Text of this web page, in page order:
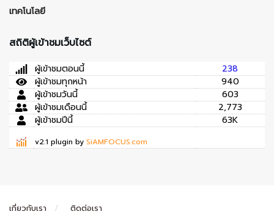
เทคโนโลยี
สถิติผู้เข้าชมเว็บไซต์
ผู้เข้าชมตอนนี้
238
ผู้เข้าชมทุกหน้า
940
ผู้เข้าชมวันนี้
603
ผู้เข้าชมเดือนนี้
2,773
ผู้เข้าชมปีนี้
63K
v2.1 plugin by SiAMFOCUS.com
เกี่ยวกับเรา ติดต่อเรา